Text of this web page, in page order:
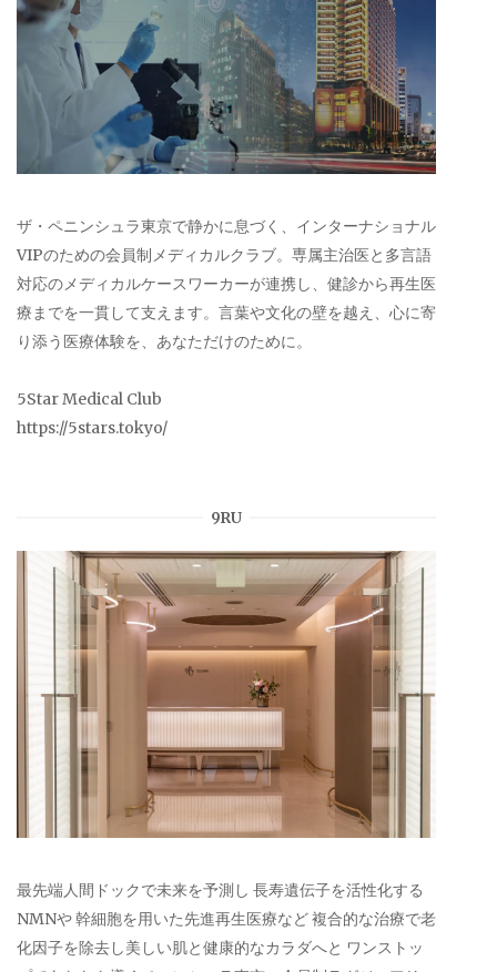
ザ・ペニンシュラ東京で静かに息づく、インターナショナル
VIPのための会員制メディカルクラブ。専属主治医と多言語
対応のメディカルケースワーカーが連携し、健診から再生医
療までを一貫して支えます。言葉や文化の壁を越え、心に寄
り添う医療体験を、あなただけのために。
5Star Medical Club
https://5stars.tokyo/
9RU
最先端人間ドックで未来を予測し 長寿遺伝子を活性化する
NMNや 幹細胞を用いた先進再生医療など 複合的な治療で老
化因子を除去し美しい肌と健康的なカラダへと ワンストッ